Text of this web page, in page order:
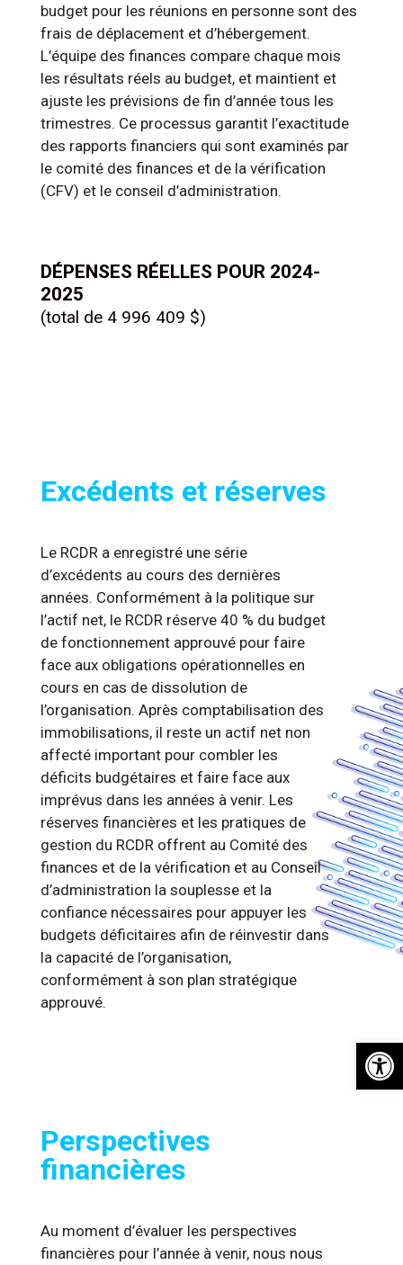
Ouvrir
budget pour les réunions en personne sont des
frais de déplacement et d’hébergement.
L’équipe des finances compare chaque mois
les résultats réels au budget, et maintient et
ajuste les prévisions de fin d’année tous les
trimestres. Ce processus garantit l’exactitude
des rapports financiers qui sont examinés par
le comité des finances et de la vérification
(CFV) et le conseil d’administration.
DÉPENSES RÉELLES POUR 2024-
2025
(total de 4 996 409 $)
Excédents et réserves
Le RCDR a enregistré une série
d’excédents au cours des dernières
années. Conformément à la politique sur
l’actif net, le RCDR réserve 40 % du budget
de fonctionnement approuvé pour faire
face aux obligations opérationnelles en
cours en cas de dissolution de
l’organisation. Après comptabilisation des
immobilisations, il reste un actif net non
affecté important pour combler les
déficits budgétaires et faire face aux
imprévus dans les années à venir. Les
réserves financières et les pratiques de
gestion du RCDR offrent au Comité des
finances et de la vérification et au Conseil
d’administration la souplesse et la
confiance nécessaires pour appuyer les
budgets déficitaires afin de réinvestir dans
la capacité de l’organisation,
conformément à son plan stratégique
approuvé.
Perspectives
financières
Au moment d’évaluer les perspectives
financières pour l’année à venir, nous nous